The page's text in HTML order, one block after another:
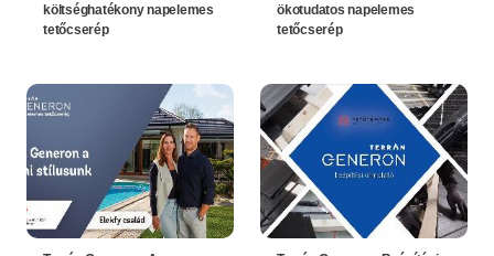
költséghatékony napelemes
tetőcserép
ökotudatos napelemes
tetőcserép